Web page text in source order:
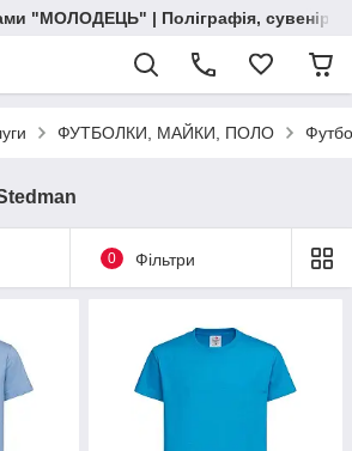
"МОЛОДЕЦЬ" | Поліграфія, сувенірна
ФУТБОЛКИ, МАЙКИ, ПОЛО
0 Фільтри